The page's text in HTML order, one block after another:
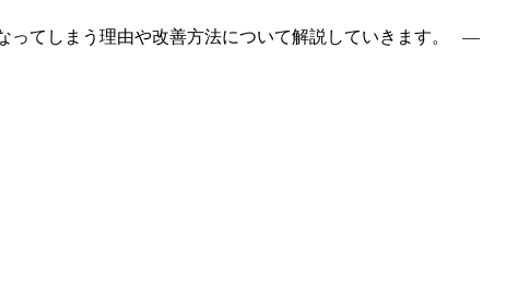
ってしまう理由や改善方法について解説していきます。 —